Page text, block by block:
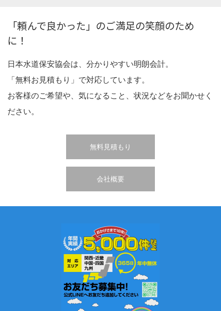
「頼んで良かった」のご満足の笑顔のため
に！
日本水道保安協会は、分かりやすい明朗会計。
「無料お見積もり」で対応しています。
お客様のご希望や、気になること、状況などをお聞かせく
ださい。
無料見積もり
会社概要